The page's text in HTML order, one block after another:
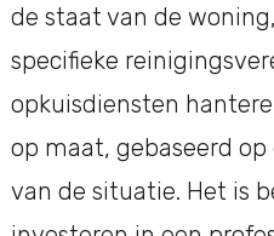
de staat van de
specifieke
opkuisdiensten
op maat, gebaseerd
van de situatie. Het is